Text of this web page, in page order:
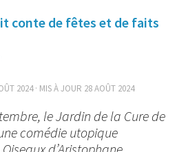
conte de fêtes et de faits
2024· MIS À JOUR 28 AOÛT 2024
le Jardin de la Cure de
comédie utopique